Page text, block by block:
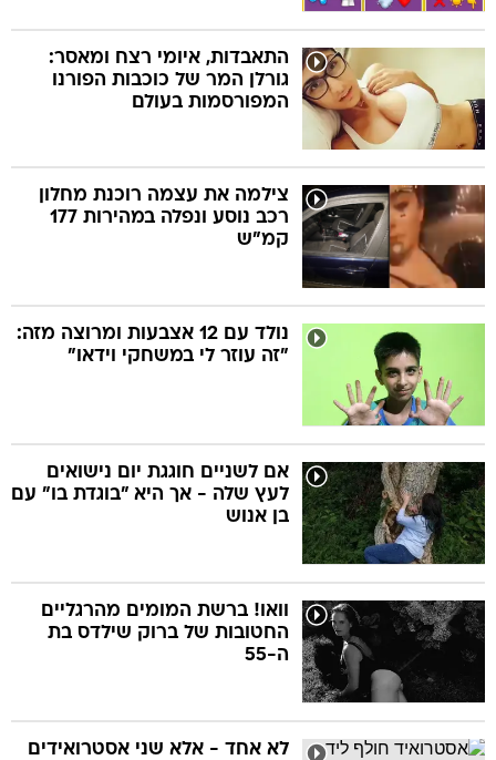
התאבדות, איומי רצח ומאסר:
גורלן המר של כוכבות הפורנו
המפורסמות בעולם
צילמה את עצמה רוכנת מחלון
רכב נוסע ונפלה במהירות 177
קמ"ש
נולד עם 12 אצבעות ומרוצה מזה:
"זה עוזר לי במשחקי וידאו"
אם לשניים חוגגת יום נישואים
לעץ שלה - אך היא "בוגדת בו" עם
בן אנוש
וואו! ברשת המומים מהרגליים
החטובות של ברוק שילדס בת
ה-55
לא אחד - אלא שני אסטרואידים